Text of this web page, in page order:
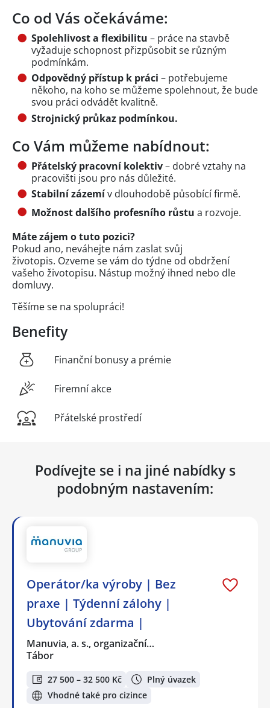
Co od Vás očekáváme:
Spolehlivost a flexibilitu – práce na stavbě
vyžaduje schopnost přizpůsobit se různým
podmínkám.
Odpovědný přístup k práci – potřebujeme
někoho, na koho se můžeme spolehnout, že bude
svou práci odvádět kvalitně.
Strojnický průkaz podmínkou.
Co Vám můžeme nabídnout:
Přátelský pracovní kolektiv– dobré vztahy na
pracovišti jsou pro nás důležité.
Stabilní zázemív dlouhodobě působící firmě.
Možnost dalšího profesního růstu a rozvoje.
Máte zájem o tuto pozici?
Pokud ano, neváhejte nám zaslat svůj
životopis. Ozveme se vám do týdne od obdržení
vašeho životopisu. Nástup možný ihned nebo dle
domluvy.
Těšíme se na spolupráci!
Benefity
Finanční bonusy a prémie
Firemní akce
Přátelské prostředí
Podívejte se i na jiné nabídky s
podobným nastavením:
Operátor/ka výroby | Bez
praxe | Týdenní zálohy |
Ubytování zdarma |
Manuvia, a. s., organizační…
Tábor
27 500 – 32 500 Kč
Plný úvazek
Vhodné také pro cizince